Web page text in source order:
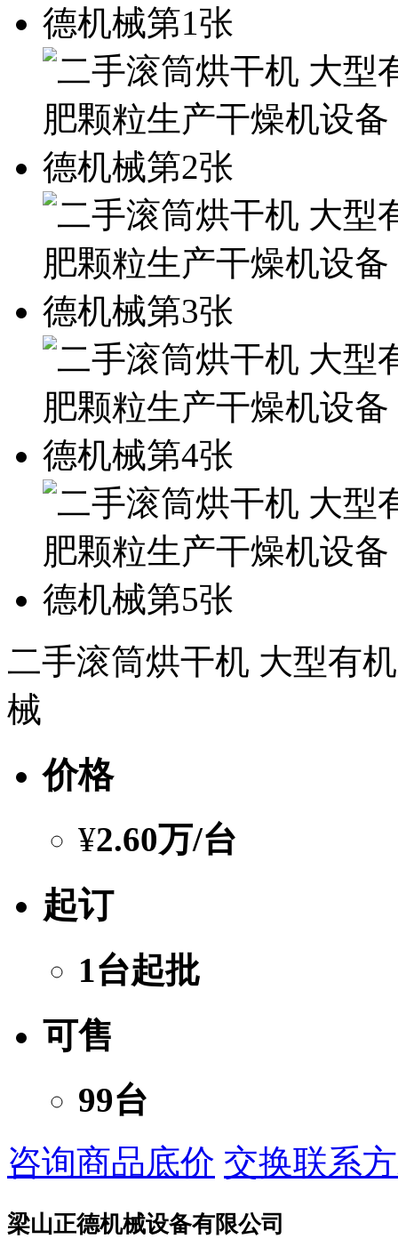
二手滚筒烘干机 大型有
械
价格
¥2.60万/台
起订
1台起批
可售
99台
咨询商品底价 交换联系
梁山正德机械设备有限公司